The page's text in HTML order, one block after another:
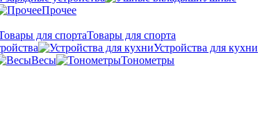
Прочее
Товары для спорта
Устройства для кухни
Весы
Тонометры